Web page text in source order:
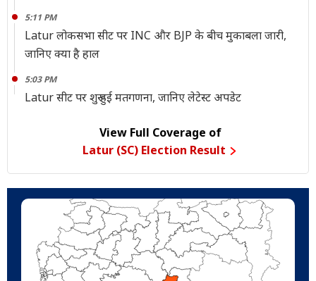
5:11 PM
Latur लोकसभा सीट पर INC और BJP के बीच मुकाबला जारी,
जानिए क्या है हाल
5:03 PM
Latur सीट पर शुरू हुई मतगणना, जानिए लेटेस्ट अपडेट
View Full Coverage of
Latur (SC) Election Result